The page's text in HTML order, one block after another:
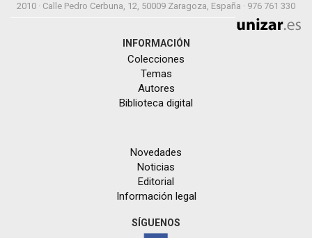
2010 · Calle Pedro Cerbuna, 12, 50009 Zaragoza, España · 976 761 330
INFORMACIÓN
Colecciones
Temas
Autores
Biblioteca digital
Novedades
Noticias
Editorial
Información legal
SÍGUENOS